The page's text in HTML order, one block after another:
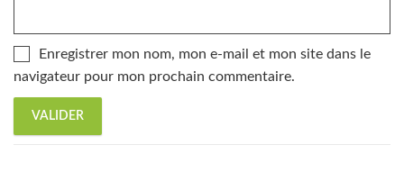
Enregistrer mon nom, mon e-mail et mon site dans le
navigateur pour mon prochain commentaire.